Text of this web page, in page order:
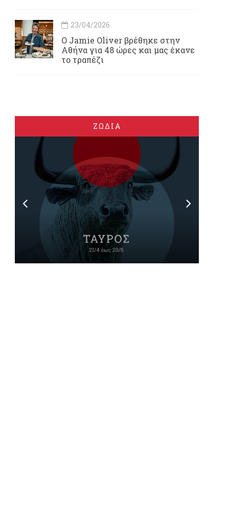
23/04/2026
Ο Jamie Oliver βρέθηκε στην
Αθήνα για 48 ώρες και μας έκανε
το τραπέζι
ΖΩΔΙΑ